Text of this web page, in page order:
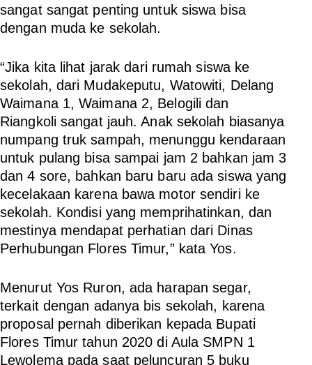
sangat sangat penting untuk siswa bisa
dengan muda ke sekolah.
“Jika kita lihat jarak dari rumah siswa ke
sekolah, dari Mudakeputu, Watowiti, Delang
Waimana 1, Waimana 2, Belogili dan
Riangkoli sangat jauh. Anak sekolah biasanya
numpang truk sampah, menunggu kendaraan
untuk pulang bisa sampai jam 2 bahkan jam 3
dan 4 sore, bahkan baru baru ada siswa yang
kecelakaan karena bawa motor sendiri ke
sekolah. Kondisi yang memprihatinkan, dan
mestinya mendapat perhatian dari Dinas
Perhubungan Flores Timur,” kata Yos.
Menurut Yos Ruron, ada harapan segar,
terkait dengan adanya bis sekolah, karena
proposal pernah diberikan kepada Bupati
Flores Timur tahun 2020 di Aula SMPN 1
Lewolema pada saat peluncuran 5 buku